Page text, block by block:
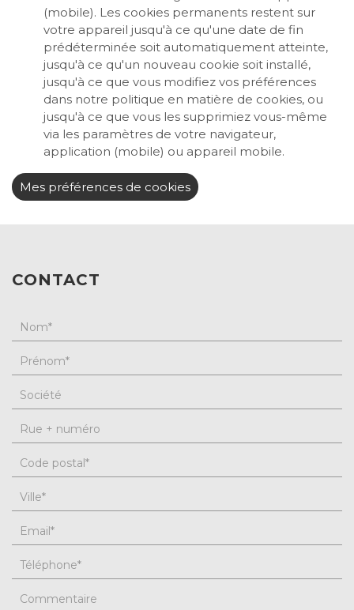
(mobile). Les cookies permanents restent sur
votre appareil jusqu'à ce qu'une date de fin
prédéterminée soit automatiquement atteinte,
jusqu'à ce qu'un nouveau cookie soit installé,
jusqu'à ce que vous modifiez vos préférences
dans notre politique en matière de cookies, ou
jusqu'à ce que vous les supprimiez vous-même
via les paramètres de votre navigateur,
application (mobile) ou appareil mobile.
Mes préférences de cookies
CONTACT
Nom*
Prénom*
Société
Rue + numéro
Code postal*
Ville*
Email*
Téléphone*
Commentaire